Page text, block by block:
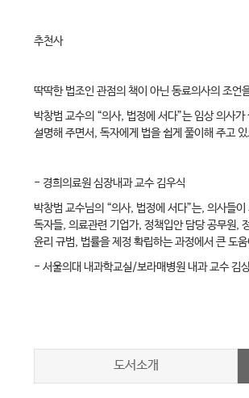
추천사
딱딱한 법조인 관점의 책이 아닌 동료의사의 조언
박창범 교수의 “의사, 법정에 서다”는 임상 의사
설명해 주면서, 독자에게 법을 쉽게 풀이해 주고
- 경희의료원 심장내과 교수 김우식
박창범 교수님의 “의사, 법정에 서다”는, 의사들
독자들, 의료관련 기업가, 정책입안 담당 공무원,
윤리 규범, 법률을 제정 확립하는 과정에서 큰 도
- 서울의대 내과학교실/보라매병원 내과 교수 김
도서소개